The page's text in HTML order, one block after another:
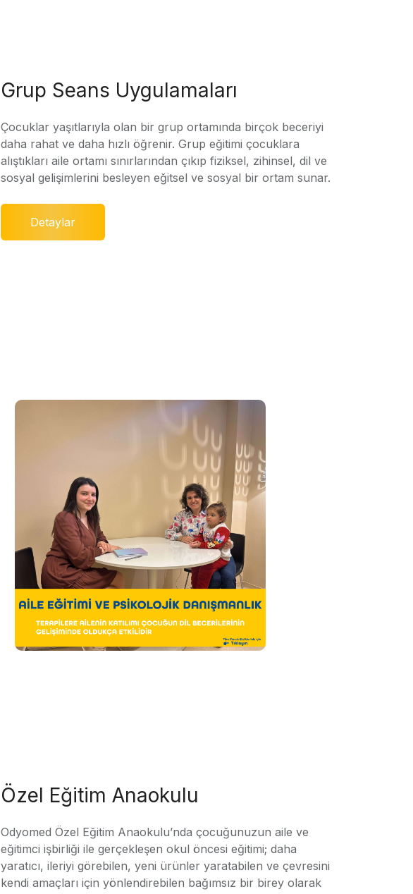
Grup Seans Uygulamaları
Çocuklar yaşıtlarıyla olan bir grup ortamında birçok beceriyi
daha rahat ve daha hızlı öğrenir. Grup eğitimi çocuklara
alıştıkları aile ortamı sınırlarından çıkıp fiziksel, zihinsel, dil ve
sosyal gelişimlerini besleyen eğitsel ve sosyal bir ortam sunar.
Detaylar
Özel Eğitim Anaokulu
Odyomed Özel Eğitim Anaokulu’nda çocuğunuzun aile ve
eğitimci işbirliği ile gerçekleşen okul öncesi eğitimi; daha
yaratıcı, ileriyi görebilen, yeni ürünler yaratabilen ve çevresini
kendi amaçları için yönlendirebilen bağımsız bir birey olarak